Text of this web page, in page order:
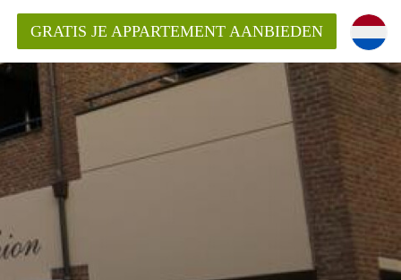
in Roermond?
GRATIS JE APPARTEMENT AANBIEDEN